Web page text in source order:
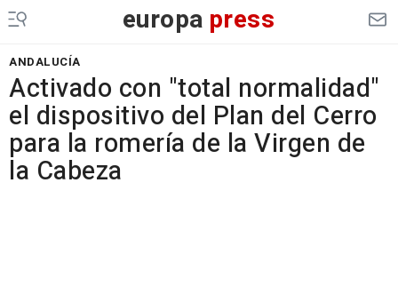
europa press
ANDALUCÍA
Activado con "total normalidad"
el dispositivo del Plan del Cerro
para la romería de la Virgen de
la Cabeza